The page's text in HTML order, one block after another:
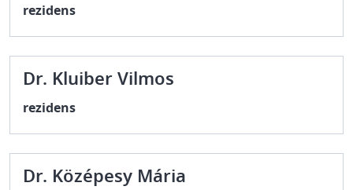
rezidens
Dr. Kluiber Vilmos
rezidens
Dr. Középesy Mária